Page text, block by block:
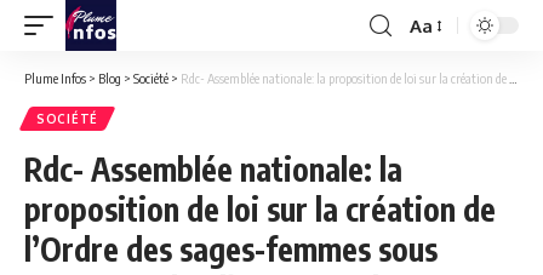
Font
Resizer
Aa
Plume Infos > Blog > Société > Rdc- Assemblée nationale: la proposition de loi sur la création de l’Ordre des sages-femmes sous examen ce lundi 29 novembre.
SOCIÉTÉ
Rdc- Assemblée nationale: la
proposition de loi sur la création de
l’Ordre des sages-femmes sous